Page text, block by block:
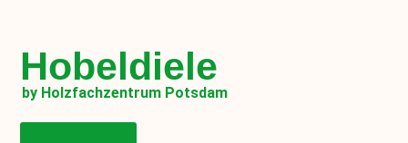
Hobeldiele
by Holzfachzentrum Potsdam